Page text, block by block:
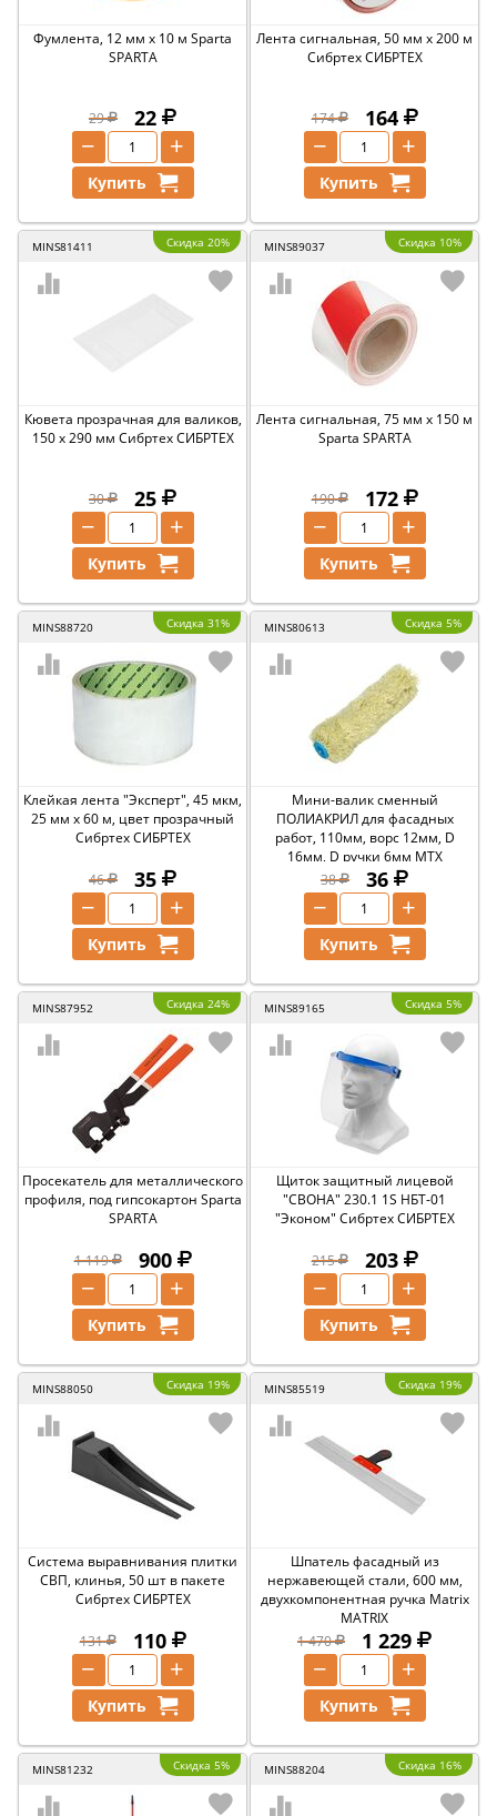
Фумлента, 12 мм х 10 м Sparta
SPARTA
29 22
+
−
Купить
Лента сигнальная, 50 мм х 200 м
Сибртех СИБРТЕХ
174 164
+
−
Купить
MINS81411 Скидка 20%
Кювета прозрачная для валиков,
150 х 290 мм Сибртех СИБРТЕХ
30 25
+
−
Купить
MINS89037 Скидка 10%
Лента сигнальная, 75 мм х 150 м
Sparta SPARTA
190 172
+
−
Купить
MINS88720 Скидка 31%
Клейкая лента "Эксперт", 45 мкм,
25 мм х 60 м, цвет прозрачный
Сибртех СИБРТЕХ
46 35
+
−
Купить
MINS80613 Скидка 5%
Мини-валик сменный
ПОЛИАКРИЛ для фасадных
работ, 110мм, ворс 12мм, D
16мм, D ручки 6мм MTX
38
36
+
−
Купить
MINS87952 Скидка 24%
Просекатель для металлического
профиля, под гипсокартон Sparta
SPARTA
1 119 900
+
−
Купить
MINS89165 Скидка 5%
Щиток защитный лицевой
"СВОНА" 230.1 1S НБТ-01
"Эконом" Сибртех СИБРТЕХ
215 203
+
−
Купить
MINS88050 Скидка 19%
Система выравнивания плитки
СВП, клинья, 50 шт в пакете
Сибртех СИБРТЕХ
131 110
+
−
Купить
MINS85519 Скидка 19%
Шпатель фасадный из
нержавеющей стали, 600 мм,
двухкомпонентная ручка Matrix
MATRIX
1 470
1 229
+
−
Купить
MINS81232 Скидка 5% MINS88204 Скидка 16%